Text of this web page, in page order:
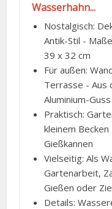
Wasserhahn...
Nostalgisch:
Antik-Stil -
39 x 32 cm
Für außen:
Terrasse - Aus
Aluminium-Guss
Praktisch:
kleinem
Gießkannen
Vielseitig: Als
Gartenarbeit,
Gießen oder
Details: